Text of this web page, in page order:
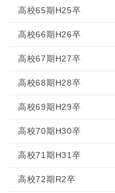
高校65期H25卒
高校66期H26卒
高校67期H27卒
高校68期H28卒
高校69期H29卒
高校70期H30卒
高校71期H31卒
高校72期R2卒